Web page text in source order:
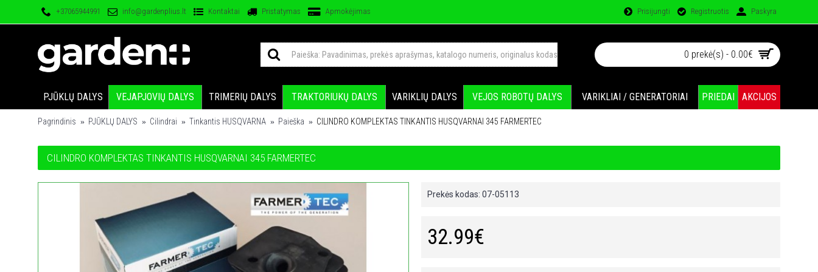
+37065944991 info@gardenplius.lt Kontaktai Pristatymas Apmokėjimas Prisijungti Registruotis Paskyra
0 prekė(s) - 0.00€
PJŪKLŲ DALYS VEJAPJOVIŲ DALYS TRIMERIŲ DALYS TRAKTORIUKŲ DALYS VARIKLIŲ DALYS VEJOS ROBOTŲ DALYS VARIKLIAI / GENERATORIAI PRIEDAI AKCIJOS
Pagrindinis PJŪKLŲ DALYS Cilindrai Tinkantis HUSQVARNA Paieška CILINDRO KOMPLEKTAS TINKANTIS HUSQVARNAI 345 FARMERTEC
CILINDRO KOMPLEKTAS TINKANTIS HUSQVARNAI 345 FARMERTEC
Prekės kodas: 07-05113
32.99€